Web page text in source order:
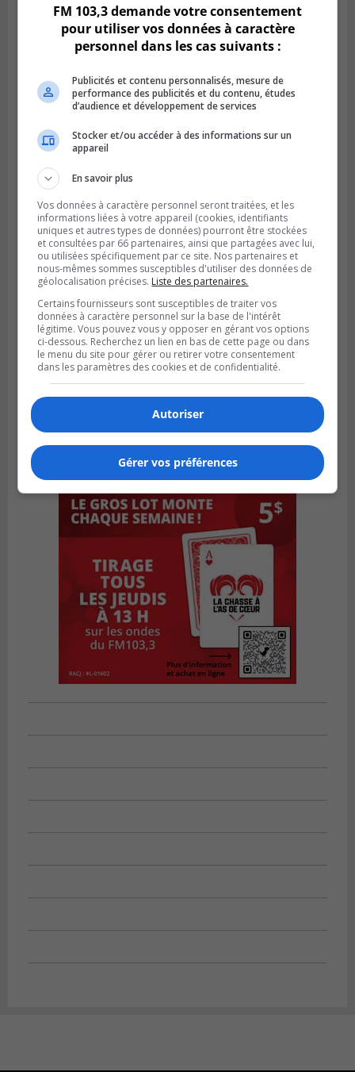
Publié le 5 août 2026 à 06h54
La SQ recense 18 décès pendant les
vacances de la construction
FM 103,3 demande votre consentement
pour utiliser vos données à caractère
personnel dans les cas suivants :
Publicités et contenu personnalisés, mesure de
performance des publicités et du contenu, études
d’audience et développement de services
Stocker et/ou accéder à des informations sur un
appareil
En savoir plus
Vos données à caractère personnel seront traitées, et les
informations liées à votre appareil (cookies, identifiants
uniques et autres types de données) pourront être stockées
et consultées par 66 partenaires, ainsi que partagées avec lui,
ou utilisées spécifiquement par ce site. Nos partenaires et
nous-mêmes sommes susceptibles d'utiliser des données de
géolocalisation précises. Liste des partenaires.
Certains fournisseurs sont susceptibles de traiter vos
données à caractère personnel sur la base de l'intérêt
légitime. Vous pouvez vous y opposer en gérant vos options
ci-dessous. Recherchez un lien en bas de cette page ou dans
le menu du site pour gérer ou retirer votre consentement
dans les paramètres des cookies et de confidentialité.
Autoriser
Gérer vos préférences